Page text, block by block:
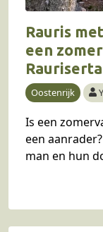
Rauris
een
Oostenrijk
Is een
een
man en hun